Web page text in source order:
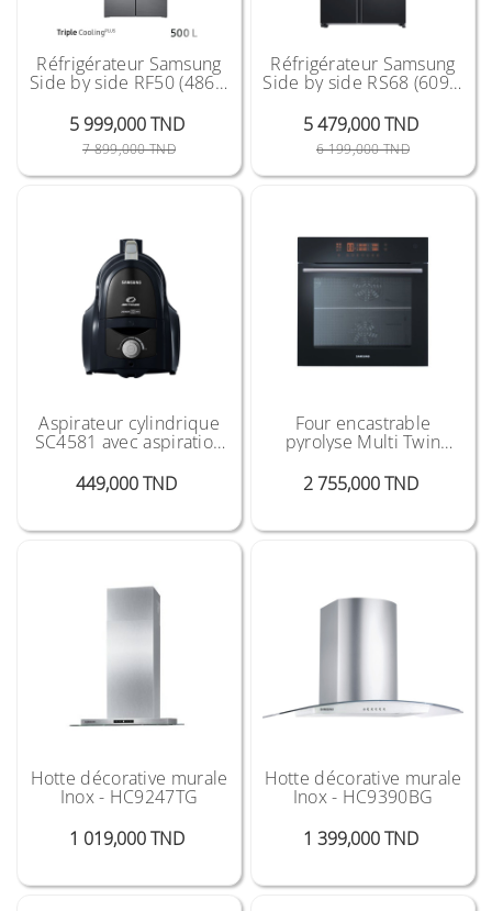
Réfrigérateur Samsung
Side by side RF50 (486L)
5 999,000 TND
7 899,000 TNDPrix Public
Prix
Réfrigérateur Samsung
Side by side RS68 (609L)
5 479,000 TND
6 199,000 TNDPrix Public
Prix
Aspirateur cylindrique
SC4581 avec aspiration
449,000 TND
Four encastrable
pyrolyse Multi Twin
2 755,000 TND
Hotte décorative murale
Inox - HC9247TG
1 019,000 TND
Hotte décorative murale
Inox - HC9390BG
1 399,000 TND